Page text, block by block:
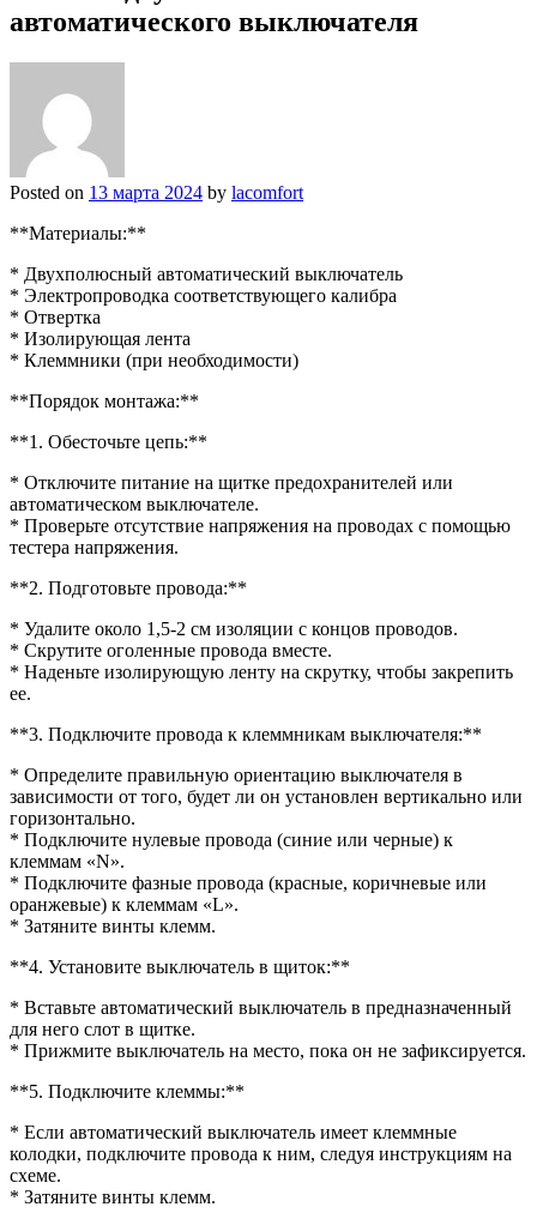
автоматического выключателя
Posted on 13 марта 2024 by lacomfort
**Материалы:**
* Двухполюсный автоматический выключатель
* Электропроводка соответствующего калибра
* Отвертка
* Изолирующая лента
* Клеммники (при необходимости)
**Порядок монтажа:**
**1. Обесточьте цепь:**
* Отключите питание на щитке предохранителей или
автоматическом выключателе.
* Проверьте отсутствие напряжения на проводах с помощью
тестера напряжения.
**2. Подготовьте провода:**
* Удалите около 1,5-2 см изоляции с концов проводов.
* Скрутите оголенные провода вместе.
* Наденьте изолирующую ленту на скрутку, чтобы закрепить
ее.
**3. Подключите провода к клеммникам выключателя:**
* Определите правильную ориентацию выключателя в
зависимости от того, будет ли он установлен вертикально или
горизонтально.
* Подключите нулевые провода (синие или черные) к
клеммам «N».
* Подключите фазные провода (красные, коричневые или
оранжевые) к клеммам «L».
* Затяните винты клемм.
**4. Установите выключатель в щиток:**
* Вставьте автоматический выключатель в предназначенный
для него слот в щитке.
* Прижмите выключатель на место, пока он не зафиксируется.
**5. Подключите клеммы:**
* Если автоматический выключатель имеет клеммные
колодки, подключите провода к ним, следуя инструкциям на
схеме.
* Затяните винты клемм.